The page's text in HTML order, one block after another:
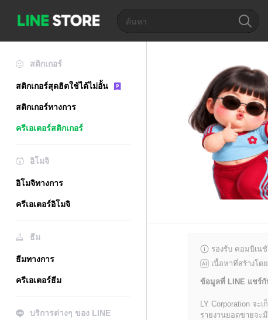
สติกเกอร์
สติกเกอร์สุดฮิตใช้ได้ไม่อั้น
สติกเกอร์ทางการ
ครีเอเตอร์สติกเกอร์
อิโมจิ
อิโมจิทางการ
ครีเอเตอร์อิโมจิ
ธีม
ธีมทางการ
ครีเอเตอร์ธีม
บริการต่างๆ ของ LINE
รองรับ คอมบิเน
เนื้อหาที่สร้างโด
ข้อมูลที่ LINE แชร์กั
LY Corporation จะ
รายงานยอดขายจะ